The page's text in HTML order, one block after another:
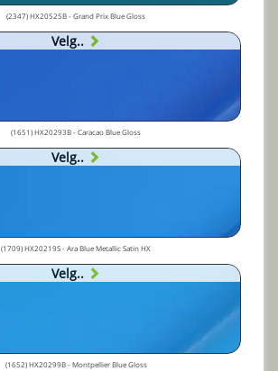
(2347) HX20525B - Grand Prix Blue Gloss
Velg..
(1651) HX20293B - Caracao Blue Gloss
Velg..
(1709) HX20219S - Ara Blue Metallic Satin HX
Velg..
(1652) HX20299B - Montpellier Blue Gloss